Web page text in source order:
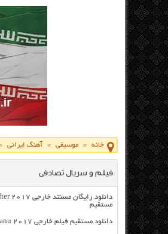
خانه » موسیقی » آهنگ ایرانی
فیلم و سریال تصادفی
مستقیم
دانلود مستقیم فیلم خارجی OK Jaanu 2017 از سرور سایت